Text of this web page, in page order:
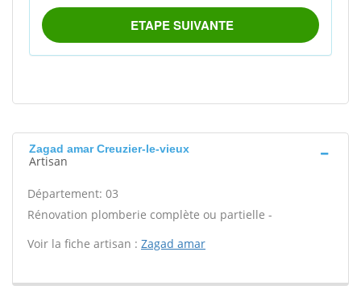
Zagad amar Creuzier-le-vieux
Artisan
Département: 03
Rénovation plomberie complète ou partielle -
Voir la fiche artisan : Zagad amar